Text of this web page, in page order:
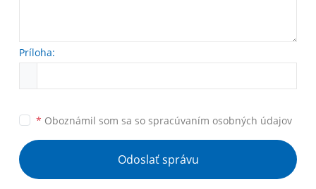
Príloha:
* Oboznámil som sa so spracúvaním osobných údajov
Odoslať správu